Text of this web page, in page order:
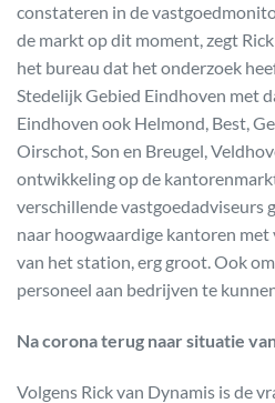
constateren in de
de markt op dit moment, zegt
het bureau dat het onderzoek
Stedelijk Gebied Eindhoven met
Eindhoven ook Helmond, Best,
Oirschot, Son en Breugel,
ontwikkeling op de
verschillende vastgoedadviseurs
naar hoogwaardige kantoren
van het station, erg groot. Ook
personeel aan bedrijven te
Na corona terug naar situatie
Volgens Rick van Dynamis is de